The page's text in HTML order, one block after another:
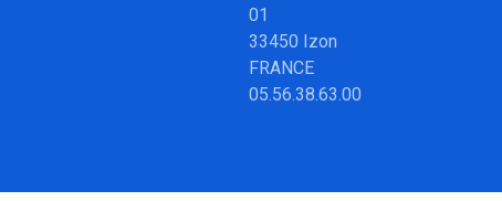
01
33450 Izon
FRANCE
05.56.38.63.00